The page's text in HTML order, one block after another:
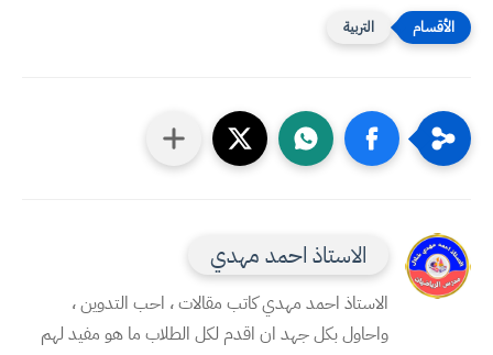
التربية
الاستاذ احمد مهدي
الاستاذ احمد مهدي كاتب مقالات ، احب التدوين ،
واحاول بكل جهد ان اقدم لكل الطلاب ما هو مفيد لهم